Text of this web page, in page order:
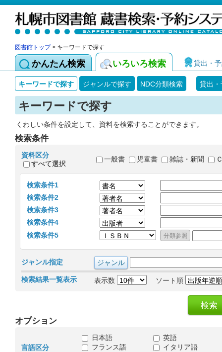
図書館トップ> キーワードで探す
かんたん検索 いろいろ検索 貸出・
キーワードで探す ジャンルで探す NDC分類検索 貸出
キーワードで探す
くわしい条件を設定して、資料を検索することができます。
検索条件
資料区分
すべて選択
一般書 児童書 雑誌・新聞
検索条件1
検索条件2
検索条件3
検索条件4
検索条件5
ジャンル指定
検索結果一覧表示 表示数 ソート順
オプション
言語区分
日本語
英語
フランス語
イタリア語